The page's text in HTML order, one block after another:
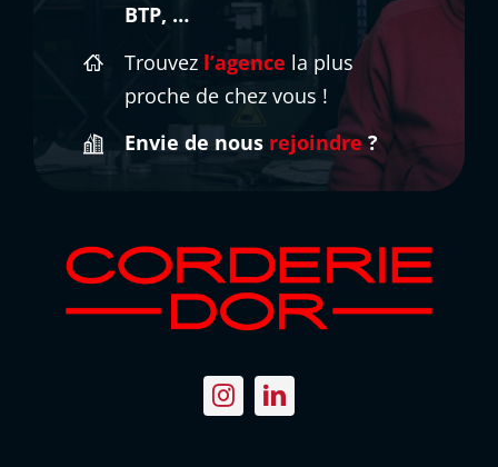
BTP, …
Trouvez l’agence la plus
proche de chez vous !
Envie de nous rejoindre?